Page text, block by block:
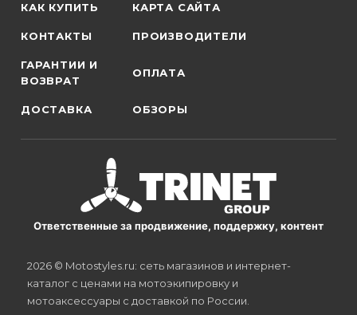
КАК КУПИТЬ КАРТА САЙТА
КОНТАКТЫ ПРОИЗВОДИТЕЛИ
ГАРАНТИИ И
ВОЗВРАТ
ОПЛАТА
ДОСТАВКА ОБЗОРЫ
Ответственные за продвижение, поддержку, контент
2026 © Motostyles.ru: сеть магазинов и интернет-
каталог с ценами на мотоэкипировку и
мотоаксессуары с доставкой по России.